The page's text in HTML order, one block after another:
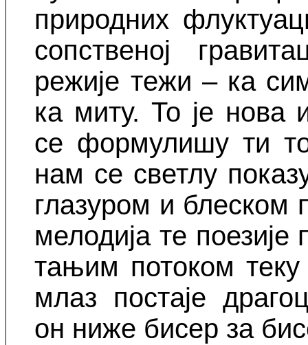
природних
сопственој
режије тежи – ка
ка миту. То је нова
се формулишу ти
нам се светлу
глазуром и блеском
мелодија те поезије
тањим потоком
млаз постаје
он ниже бисер за